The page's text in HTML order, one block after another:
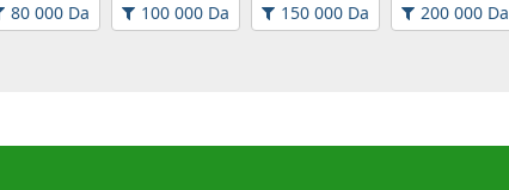
80 000 Da 100 000 Da 150 000 Da
200 000 Da